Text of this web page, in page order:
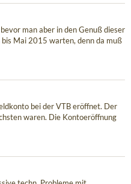
man aber in den Genuß dieser
Mai 2015 warten, denn da muß
bei der VTB eröffnet. Der
waren. Die Kontoeröffnung